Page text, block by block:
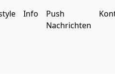
Info
Push
Nachrichten